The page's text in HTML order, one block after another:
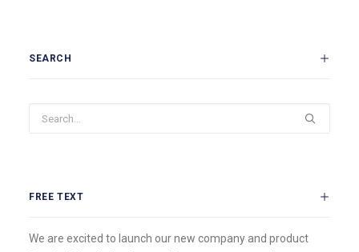
SEARCH
FREE TEXT
We are excited to launch our new company and product